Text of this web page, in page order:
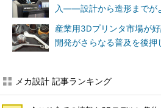
入――設計から造形までが
産業用3Dプリンタ市場が
開発がさらなる普及を後押
メカ設計 記事ランキング